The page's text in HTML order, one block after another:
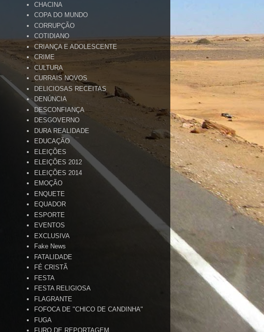
CHACINA
COPA DO MUNDO
CORRUPÇÃO
COTIDIANO
CRIANÇA E ADOLESCENTE
CRIME
CULTURA
CURRAIS NOVOS
DELICIOSAS RECEITAS
DENÚNCIA
DESCONFIANÇA
DESGOVERNO
DURA REALIDADE
EDUCAÇÃO
ELEIÇÕES
ELEIÇÕES 2012
ELEIÇÕES 2014
EMOÇÃO
ENQUETE
EQUADOR
ESPORTE
EVENTOS
EXCLUSIVA
Fake News
FATALIDADE
FÉ CRISTÃ
FESTA
FESTA RELIGIOSA
FLAGRANTE
FOFOCA DE "CHICO DE CANDINHA"
FUGA
FURO DE REPORTAGEM